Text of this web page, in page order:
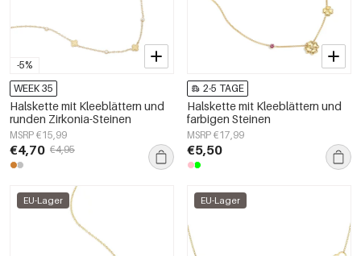
-5%
WEEK 35
Halskette mit Kleeblättern und
runden Zirkonia-Steinen
MSRP €15,99
€4,70 €4,95
2-5 TAGE
Halskette mit Kleeblättern und
farbigen Steinen
MSRP €17,99
€5,50
EU-Lager EU-Lager